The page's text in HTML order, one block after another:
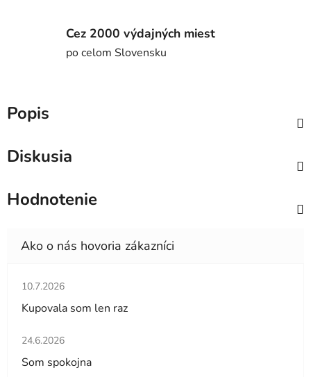
Cez 2000 výdajných miest
po celom Slovensku
Popis
Diskusia
Hodnotenie
Hodnotenie obchodu je 5 z 5 hviezdičiek.
10.7.2026
Kupovala som len raz
Hodnotenie obchodu je 5 z 5 hviezdičiek.
24.6.2026
Som spokojna